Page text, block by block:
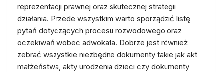
reprezentacji prawnej oraz skutecznej strategii
działania. Przede wszystkim warto sporządzić listę
pytań dotyczących procesu rozwodowego oraz
oczekiwań wobec adwokata. Dobrze jest również
zebrać wszystkie niezbędne dokumenty takie jak akt
małżeństwa, akty urodzenia dzieci czy dokumenty